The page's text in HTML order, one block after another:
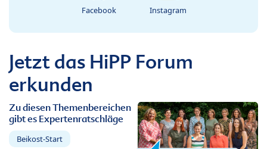
Facebook Instagram
Jetzt das HiPP Forum
erkunden
Zu diesen Themenbereichen
gibt es Expertenratschläge
Beikost-Start